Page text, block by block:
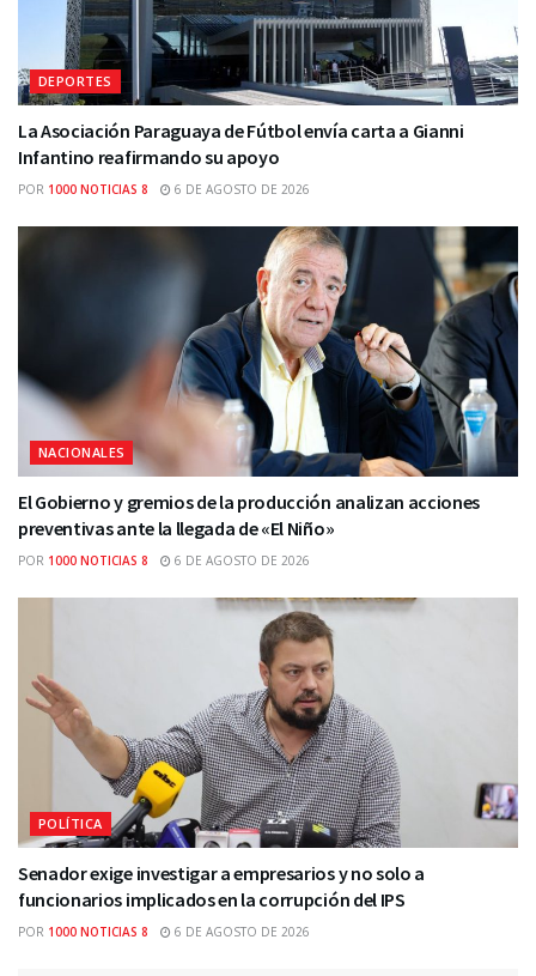
DEPORTES
La Asociación Paraguaya de Fútbol envía carta a Gianni
Infantino reafirmando su apoyo
POR 1000 NOTICIAS 8 6 DE AGOSTO DE 2026
NACIONALES
El Gobierno y gremios de la producción analizan acciones
preventivas ante la llegada de «El Niño»
POR 1000 NOTICIAS 8 6 DE AGOSTO DE 2026
POLÍTICA
Senador exige investigar a empresarios y no solo a
funcionarios implicados en la corrupción del IPS
POR 1000 NOTICIAS 8 6 DE AGOSTO DE 2026